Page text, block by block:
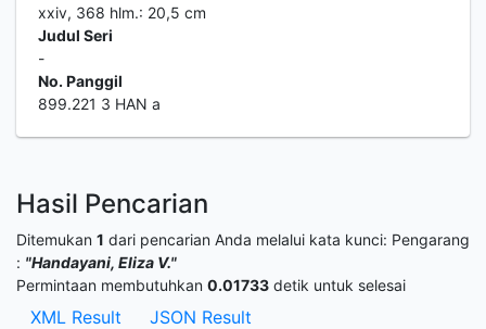
xxiv, 368 hlm.: 20,5 cm
Judul Seri
-
No. Panggil
899.221 3 HAN a
Hasil Pencarian
Ditemukan 1 dari pencarian Anda melalui kata kunci: Pengarang
: "Handayani, Eliza V."
Permintaan membutuhkan 0.01733 detik untuk selesai
XML Result JSON Result